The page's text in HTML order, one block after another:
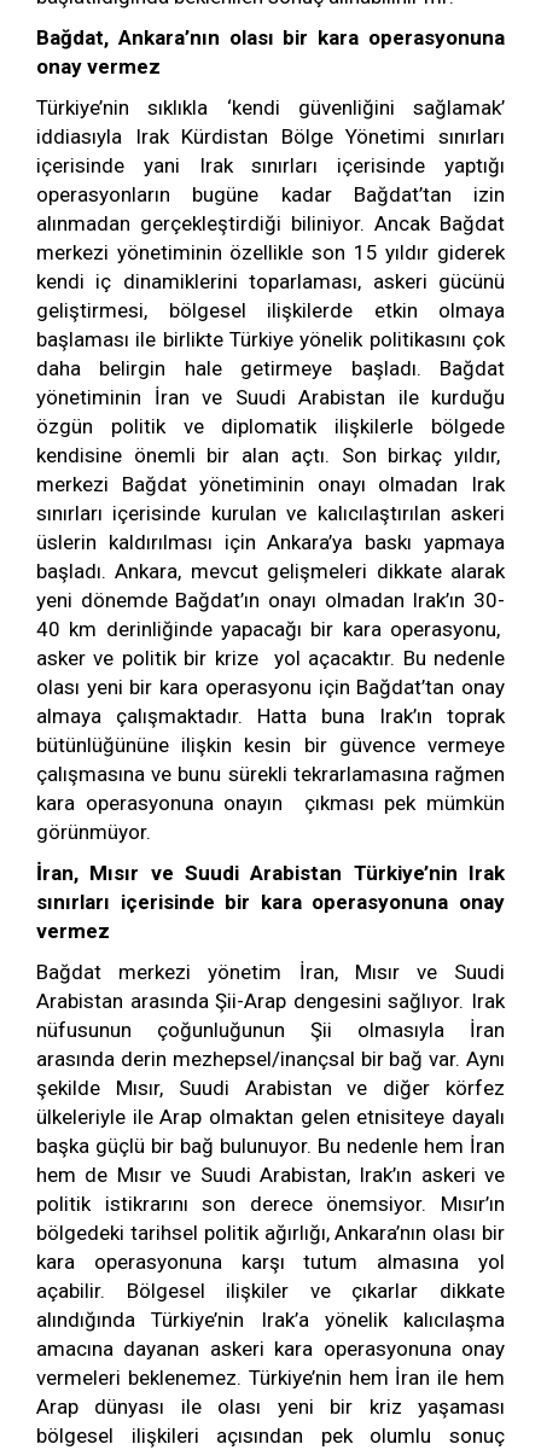
Bağdat, Ankara’nın olası bir kara operasyonuna
onay vermez
Türkiye’nin sıklıkla ‘kendi güvenliğini sağlamak’
iddiasıyla Irak Kürdistan Bölge Yönetimi sınırları
içerisinde yani Irak sınırları içerisinde yaptığı
operasyonların bugüne kadar Bağdat’tan izin
alınmadan gerçekleştirdiği biliniyor. Ancak Bağdat
merkezi yönetiminin özellikle son 15 yıldır giderek
kendi iç dinamiklerini toparlaması, askeri gücünü
geliştirmesi, bölgesel ilişkilerde etkin olmaya
başlaması ile birlikte Türkiye yönelik politikasını çok
daha belirgin hale getirmeye başladı. Bağdat
yönetiminin İran ve Suudi Arabistan ile kurduğu
özgün politik ve diplomatik ilişkilerle bölgede
kendisine önemli bir alan açtı. Son birkaç yıldır,
merkezi Bağdat yönetiminin onayı olmadan Irak
sınırları içerisinde kurulan ve kalıcılaştırılan askeri
üslerin kaldırılması için Ankara’ya baskı yapmaya
başladı. Ankara, mevcut gelişmeleri dikkate alarak
yeni dönemde Bağdat’ın onayı olmadan Irak’ın 30-
40 km derinliğinde yapacağı bir kara operasyonu,
asker ve politik bir krize yol açacaktır. Bu nedenle
olası yeni bir kara operasyonu için Bağdat’tan onay
almaya çalışmaktadır. Hatta buna Irak’ın toprak
bütünlüğününe ilişkin kesin bir güvence vermeye
çalışmasına ve bunu sürekli tekrarlamasına rağmen
kara operasyonuna onayın çıkması pek mümkün
görünmüyor.
İran, Mısır ve Suudi Arabistan Türkiye’nin Irak
sınırları içerisinde bir kara operasyonuna onay
vermez
Bağdat merkezi yönetim İran, Mısır ve Suudi
Arabistan arasında Şii-Arap dengesini sağlıyor. Irak
nüfusunun çoğunluğunun Şii olmasıyla İran
arasında derin mezhepsel/inançsal bir bağ var. Aynı
şekilde Mısır, Suudi Arabistan ve diğer körfez
ülkeleriyle ile Arap olmaktan gelen etnisiteye dayalı
başka güçlü bir bağ bulunuyor. Bu nedenle hem İran
hem de Mısır ve Suudi Arabistan, Irak’ın askeri ve
politik istikrarını son derece önemsiyor. Mısır’ın
bölgedeki tarihsel politik ağırlığı, Ankara’nın olası bir
kara operasyonuna karşı tutum almasına yol
açabilir. Bölgesel ilişkiler ve çıkarlar dikkate
alındığında Türkiye’nin Irak’a yönelik kalıcılaşma
amacına dayanan askeri kara operasyonuna onay
vermeleri beklenemez. Türkiye’nin hem İran ile hem
Arap dünyası ile olası yeni bir kriz yaşaması
bölgesel ilişkileri açısından pek olumlu sonuç